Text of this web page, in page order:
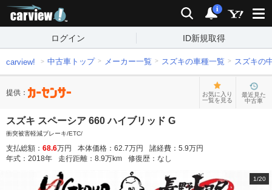
検索 通知
i
ログイン ID新規取得
carview! 中古車トップ メーカー一覧 スズキの車種一覧 スズキの
提供：
お気に入り
一覧を見る
最近見た
中古車
スズキ スペーシア 660 ハイブリッド G
衝突被害軽減ブレーキ/ETC/
支払総額： 68.6万円 本体価格： 62.7万円 諸経費： 5.9万円
年式： 2018年 走行距離： 8.9万km 修復歴： なし
1/20